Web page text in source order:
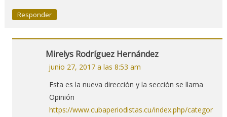
Responder
Mirelys Rodríguez Hernández
junio 27, 2017 a las 8:53 am
Esta es la nueva dirección y la sección se llama
Opinión
https://www.cubaperiodistas.cu/index.php/categor